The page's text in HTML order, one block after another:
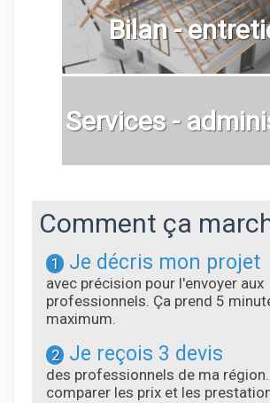
Bilan -
Services -
Comment ça
1 Je décris mon projet
avec précision pour l'envoyer aux
professionnels. Ça prend 5
maximum.
2 Je reçois 3 devis
des professionnels de ma
comparer les prix et les